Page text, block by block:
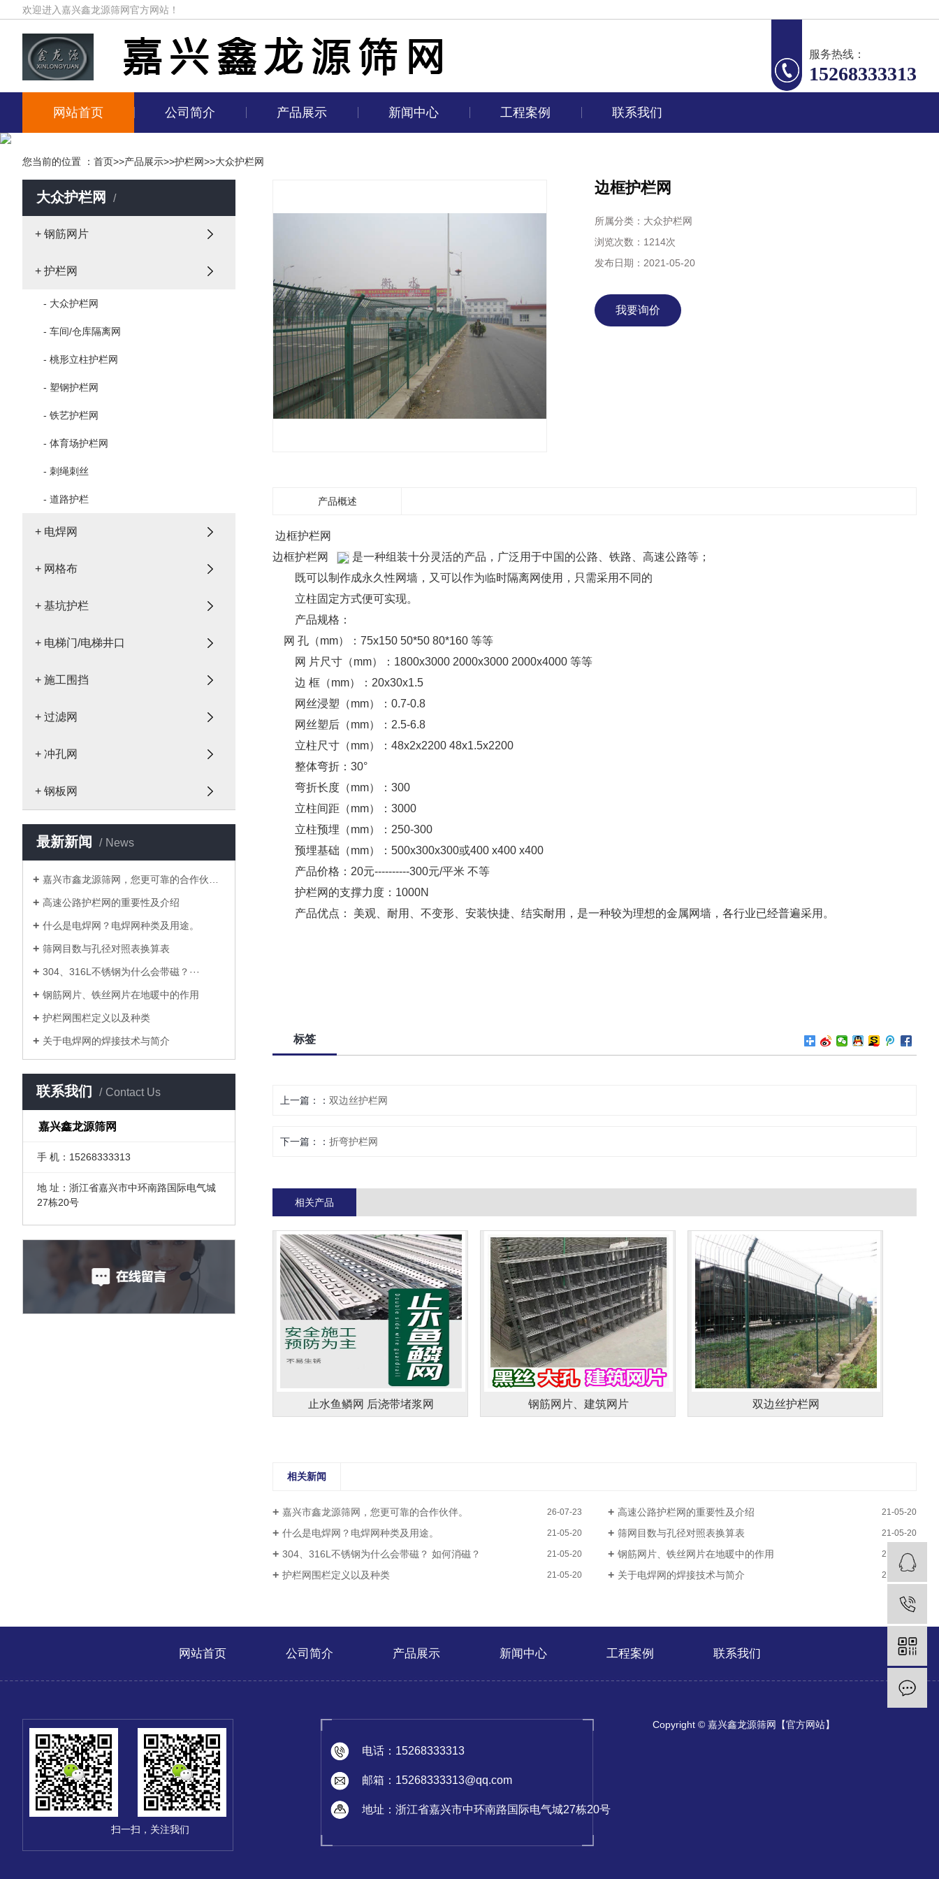
欢迎进入嘉兴鑫龙源筛网官方网站！
服务热线：
15268333313
网站首页 公司简介 产品展示 新闻中心 工程案例 联系我们
您当前的位置 ： 首页>>产品展示>>护栏网>>大众护栏网
大众护栏网
+ 钢筋网片
+ 护栏网
- 大众护栏网
- 车间/仓库隔离网
- 桃形立柱护栏网
- 塑钢护栏网
- 铁艺护栏网
- 体育场护栏网
- 刺绳刺丝
- 道路护栏
+ 电焊网
+ 网格布
+ 基坑护栏
+ 电梯门/电梯井口
+ 施工围挡
+ 过滤网
+ 冲孔网
+ 钢板网
最新新闻 News
嘉兴市鑫龙源筛网，您更可靠的合作伙伴···
高速公路护栏网的重要性及介绍
什么是电焊网？电焊网种类及用途。
筛网目数与孔径对照表换算表
304、316L不锈钢为什么会带磁？···
钢筋网片、铁丝网片在地暖中的作用
护栏网围栏定义以及种类
关于电焊网的焊接技术与简介
联系我们 Contact Us
嘉兴鑫龙源筛网
手 机：15268333313
地 址：浙江省嘉兴市中环南路国际电气城
27栋20号
边框护栏网
所属分类： 大众护栏网
浏览次数： 1214次
发布日期： 2021-05-20
我要询价
产品概述
边框护栏网
边框护栏网
是一种组装十分灵活的产品，广泛用于中国的公路、铁路、高速公路等；
既可以制作成永久性网墙，又可以作为临时隔离网使用，只需采用不同的
立柱固定方式便可实现。
产品规格：
网 孔（mm）：75x150 50*50 80*160 等等
网 片尺寸（mm）：1800x3000 2000x3000 2000x4000 等等
边 框（mm）：20x30x1.5
网丝浸塑（mm）：0.7-0.8
网丝塑后（mm）：2.5-6.8
立柱尺寸（mm）：48x2x2200 48x1.5x2200
整体弯折：30°
弯折长度（mm）：300
立柱间距（mm）：3000
立柱预埋（mm）：250-300
预埋基础（mm）：500x300x300或400 x400 x400
产品价格：20元----------300元/平米 不等
护栏网的支撑力度：1000N
产品优点： 美观、耐用、不变形、安装快捷、结实耐用，是一种较为理想的金属网墙，各行业已经普遍采用。
标签
上一篇： 双边丝护栏网
下一篇： 折弯护栏网
相关产品
止水鱼鳞网 后浇带堵浆网 钢筋网片、建筑网片 双边丝护栏网
相关新闻
嘉兴市鑫龙源筛网，您更可靠的合作伙伴。 26-07-23 高速公路护栏网的重要性及介绍 21-05-20
什么是电焊网？电焊网种类及用途。 21-05-20 筛网目数与孔径对照表换算表 21-05-20
304、316L不锈钢为什么会带磁？ 如何消磁？ 21-05-20 钢筋网片、铁丝网片在地暖中的作用 21-05-20
护栏网围栏定义以及种类 21-05-20 关于电焊网的焊接技术与简介 21-05-20
网站首页 公司简介 产品展示 新闻中心 工程案例 联系我们
扫一扫，关注我们
电话：15268333313
邮箱：15268333313@qq.com
地址：浙江省嘉兴市中环南路国际电气城27栋20号
Copyright © 嘉兴鑫龙源筛网【官方网站】